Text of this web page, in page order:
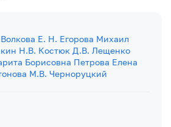
Е. Н. Егорова Михаил
Н.В. Костюк Д.В. Лещенко
Борисовна Петрова Елена
М.В. Черноруцкий